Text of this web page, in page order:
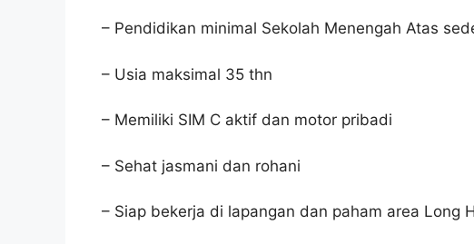
– Pendidikan minimal Sekolah Menengah Atas
– Usia maksimal 35 thn
– Memiliki SIM C aktif dan motor pribadi
– Sehat jasmani dan rohani
– Siap bekerja di lapangan dan paham area Long